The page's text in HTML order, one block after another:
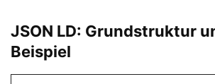
JSON LD: Grundstruktur
Beispiel